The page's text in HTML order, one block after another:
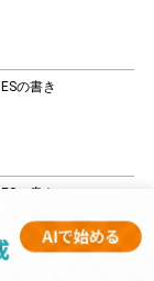
の書き
の書き